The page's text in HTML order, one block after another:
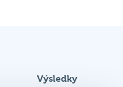
Výsledky